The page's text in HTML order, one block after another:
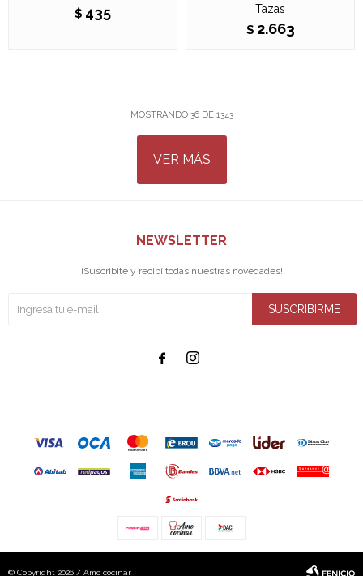
$ 435
Tazas
$ 2.663
MOSTRANDO 36DE 1343
VER MÁS
NEWSLETTER
¡Suscribite y recibí todas nuestras novedades!
SUSCRIBIRME
 
© Copyright 2026 / Amo cocinar